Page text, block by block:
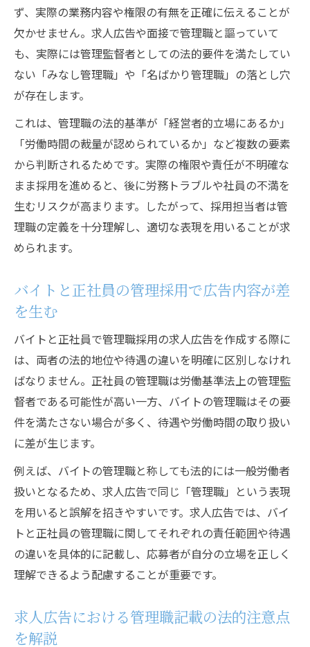
ず、実際の業務内容や権限の有無を正確に伝えることが
欠かせません。求人広告や面接で管理職と謳っていて
も、実際には管理監督者としての法的要件を満たしてい
ない「みなし管理職」や「名ばかり管理職」の落とし穴
が存在します。
これは、管理職の法的基準が「経営者的立場にあるか」
「労働時間の裁量が認められているか」など複数の要素
から判断されるためです。実際の権限や責任が不明確な
まま採用を進めると、後に労務トラブルや社員の不満を
生むリスクが高まります。したがって、採用担当者は管
理職の定義を十分理解し、適切な表現を用いることが求
められます。
バイトと正社員の管理採用で広告内容が差
を生む
バイトと正社員で管理職採用の求人広告を作成する際に
は、両者の法的地位や待遇の違いを明確に区別しなけれ
ばなりません。正社員の管理職は労働基準法上の管理監
督者である可能性が高い一方、バイトの管理職はその要
件を満たさない場合が多く、待遇や労働時間の取り扱い
に差が生じます。
例えば、バイトの管理職と称しても法的には一般労働者
扱いとなるため、求人広告で同じ「管理職」という表現
を用いると誤解を招きやすいです。求人広告では、バイ
トと正社員の管理職に関してそれぞれの責任範囲や待遇
の違いを具体的に記載し、応募者が自分の立場を正しく
理解できるよう配慮することが重要です。
求人広告における管理職記載の法的注意点
を解説